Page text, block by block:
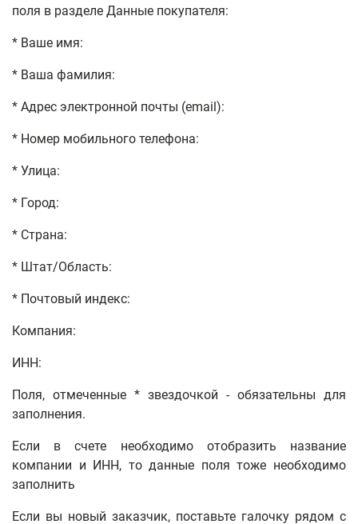
поля в разделе Данные покупателя:
* Ваше имя:
* Ваша фамилия:
* Адрес электронной почты (email):
* Номер мобильного телефона:
* Улица:
* Город:
* Страна:
* Штат/Область:
* Почтовый индекс:
Компания:
ИНН:
Поля, отмеченные * звездочкой - обязательны для
заполнения.
Если в счете необходимо отобразить название
компании и ИНН, то данные поля тоже необходимо
заполнить
Если вы новый заказчик, поставьте галочку рядом с